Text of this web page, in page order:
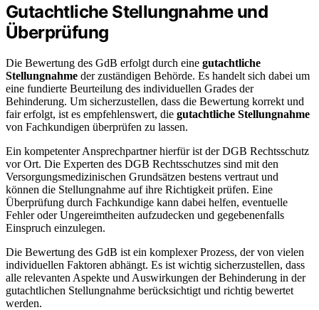
Gutachtliche Stellungnahme und
Überprüfung
Die Bewertung des GdB erfolgt durch eine gutachtliche
Stellungnahme der zuständigen Behörde. Es handelt sich dabei um
eine fundierte Beurteilung des individuellen Grades der
Behinderung. Um sicherzustellen, dass die Bewertung korrekt und
fair erfolgt, ist es empfehlenswert, die gutachtliche Stellungnahme
von Fachkundigen überprüfen zu lassen.
Ein kompetenter Ansprechpartner hierfür ist der DGB Rechtsschutz
vor Ort. Die Experten des DGB Rechtsschutzes sind mit den
Versorgungsmedizinischen Grundsätzen bestens vertraut und
können die Stellungnahme auf ihre Richtigkeit prüfen. Eine
Überprüfung durch Fachkundige kann dabei helfen, eventuelle
Fehler oder Ungereimtheiten aufzudecken und gegebenenfalls
Einspruch einzulegen.
Die Bewertung des GdB ist ein komplexer Prozess, der von vielen
individuellen Faktoren abhängt. Es ist wichtig sicherzustellen, dass
alle relevanten Aspekte und Auswirkungen der Behinderung in der
gutachtlichen Stellungnahme berücksichtigt und richtig bewertet
werden.